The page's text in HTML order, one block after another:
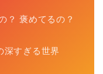
？ 褒めてるの？
深すぎる世界